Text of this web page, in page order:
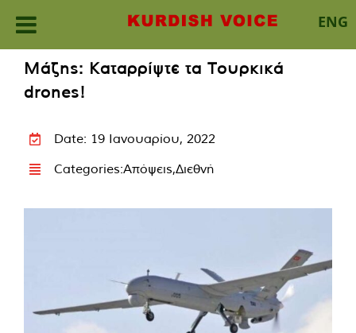
ENG
content
Μάζης: Καταρρίψτε τα Τουρκικά
drones!
Date: 19 Ιανουαρίου, 2022
Categories:Απόψεις,Διεθνή